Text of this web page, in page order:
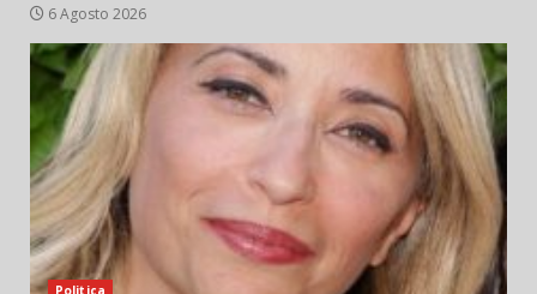
6 Agosto 2026